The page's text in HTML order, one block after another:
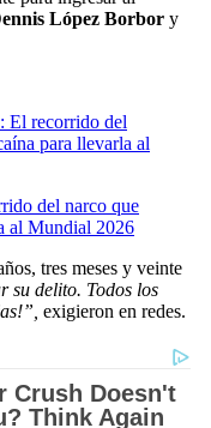
López Borbor y
del narco que
al Mundial 2026
tres meses y veinte
su delito. Todos los
exigieron en redes.